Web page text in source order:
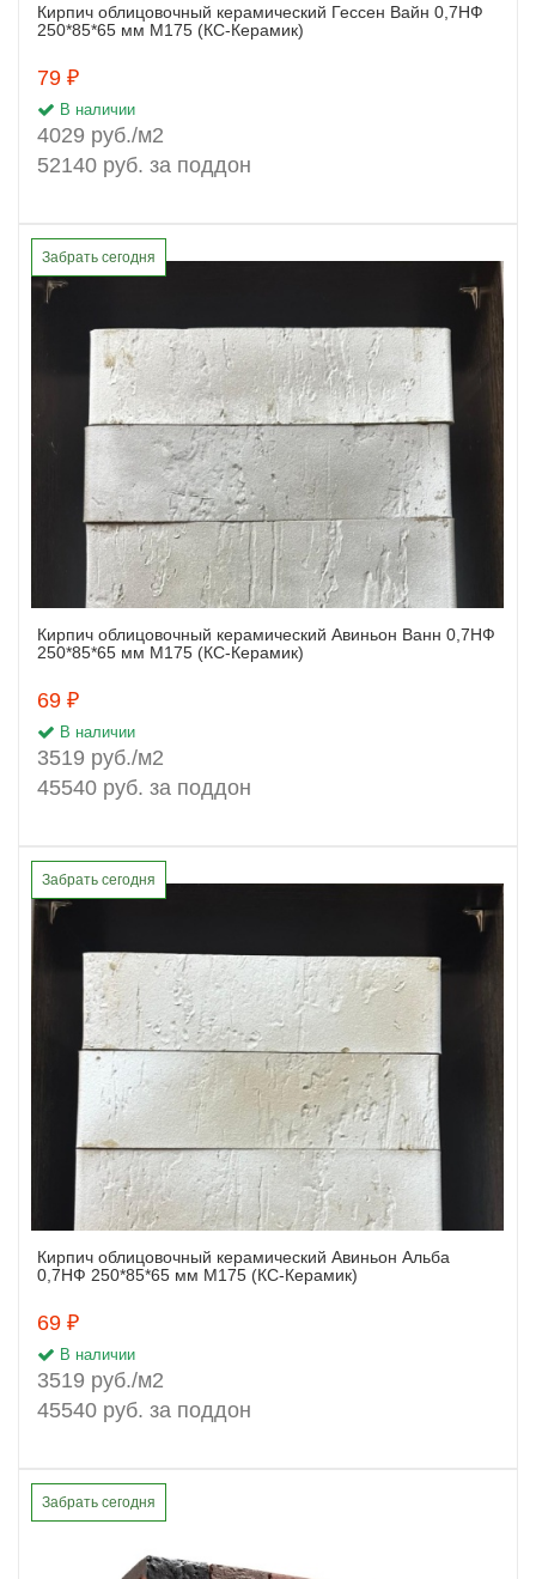
Заказать
Кирпич облицовочный керамический Гессен Вайн 0,7НФ
250*85*65 мм М175 (КС-Керамик)
79 ₽
В наличии
4029 руб./м2
52140 руб. за поддон
Забрать сегодня
Заказать
Кирпич облицовочный керамический Авиньон Ванн 0,7НФ
250*85*65 мм М175 (КС-Керамик)
69 ₽
В наличии
3519 руб./м2
45540 руб. за поддон
Забрать сегодня
Заказать
Кирпич облицовочный керамический Авиньон Альба
0,7НФ 250*85*65 мм М175 (КС-Керамик)
69 ₽
В наличии
3519 руб./м2
45540 руб. за поддон
Забрать сегодня